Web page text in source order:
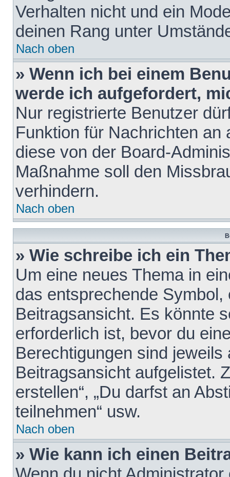
Verhalten nicht und ein
deinen Rang unter
Nach oben
» Wenn ich bei einem
werde ich aufgefordert,
Nur registrierte Benutzer
Funktion für Nachrichten
diese von der Board-
Maßnahme soll den
verhindern.
Nach oben
» Wie schreibe ich ein
Um eine neues Thema in
das entsprechende
Beitragsansicht. Es könnte
erforderlich ist, bevor du
Berechtigungen sind
Beitragsansicht aufgelistet.
erstellen“, „Du darfst an
teilnehmen“ usw.
Nach oben
» Wie kann ich einen